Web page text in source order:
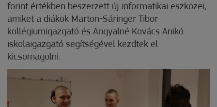
forint értékben beszerzett új informatikai eszközei,
amiket a diákok Marton-Sáringer Tibor
kollégiumigazgató és Angyalné Kovács Anikó
iskolaigazgató segítségével kezdtek el
kicsomagolni.